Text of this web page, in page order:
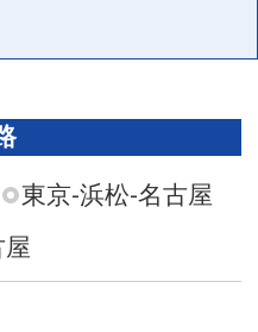
東京-浜松-名古屋